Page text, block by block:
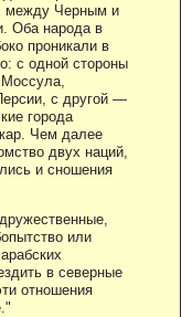
между Черным и
Оба народа в
проникали в
с одной стороны
с другой —
города
Чем далее
двух наций,
и сношения
или
в северные
отношения